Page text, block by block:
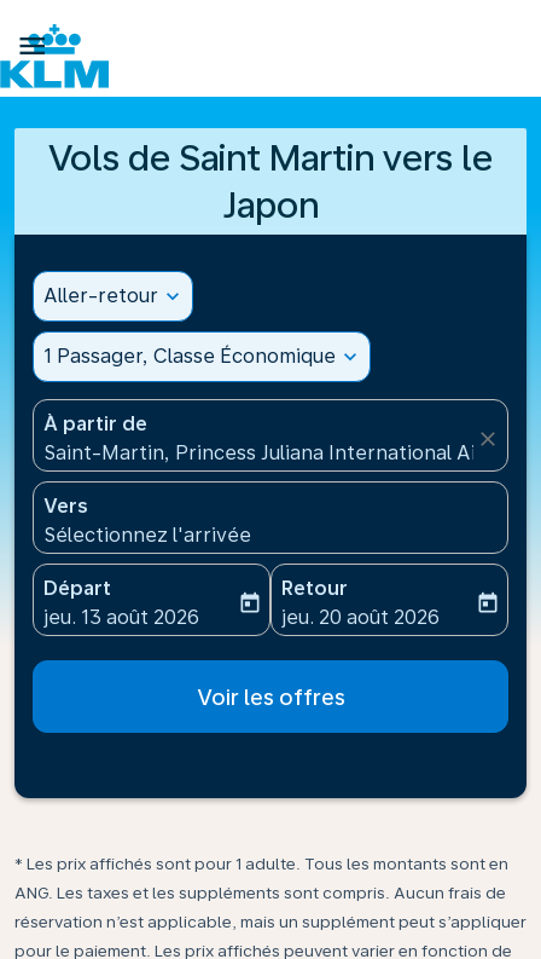

Vols de Saint Martin vers le
Japon
Aller-retour expand_more
1 Passager, Classe Économique expand_more
À partir de
Saint-Martin, Princess Juliana International
close
Vers
Sélectionnez l'arrivée
Départ
fc-booking-departure-date-aria-label
jeu. 13 août 2026
today
Retour
fc-booking-return-date-
jeu. 20 août 2026
today
Voir les offres
* Les prix affichés sont pour 1 adulte. Tous les montants sont en
ANG. Les taxes et les suppléments sont compris. Aucun frais de
réservation n’est applicable, mais un supplément peut s’appliquer
pour le paiement. Les prix affichés peuvent varier en fonction de